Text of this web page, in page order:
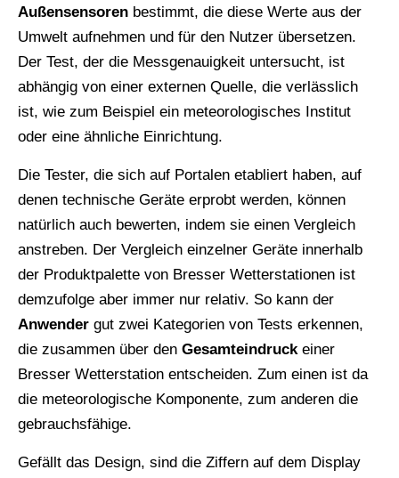
Außensensoren bestimmt, die diese Werte aus der
Umwelt aufnehmen und für den Nutzer übersetzen.
Der Test, der die Messgenauigkeit untersucht, ist
abhängig von einer externen Quelle, die verlässlich
ist, wie zum Beispiel ein meteorologisches Institut
oder eine ähnliche Einrichtung.
Die Tester, die sich auf Portalen etabliert haben, auf
denen technische Geräte erprobt werden, können
natürlich auch bewerten, indem sie einen Vergleich
anstreben. Der Vergleich einzelner Geräte innerhalb
der Produktpalette von Bresser Wetterstationen ist
demzufolge aber immer nur relativ. So kann der
Anwender gut zwei Kategorien von Tests erkennen,
die zusammen über den Gesamteindruckeiner
Bresser Wetterstation entscheiden. Zum einen ist da
die meteorologische Komponente, zum anderen die
gebrauchsfähige.
Gefällt das Design, sind die Ziffern auf dem Display